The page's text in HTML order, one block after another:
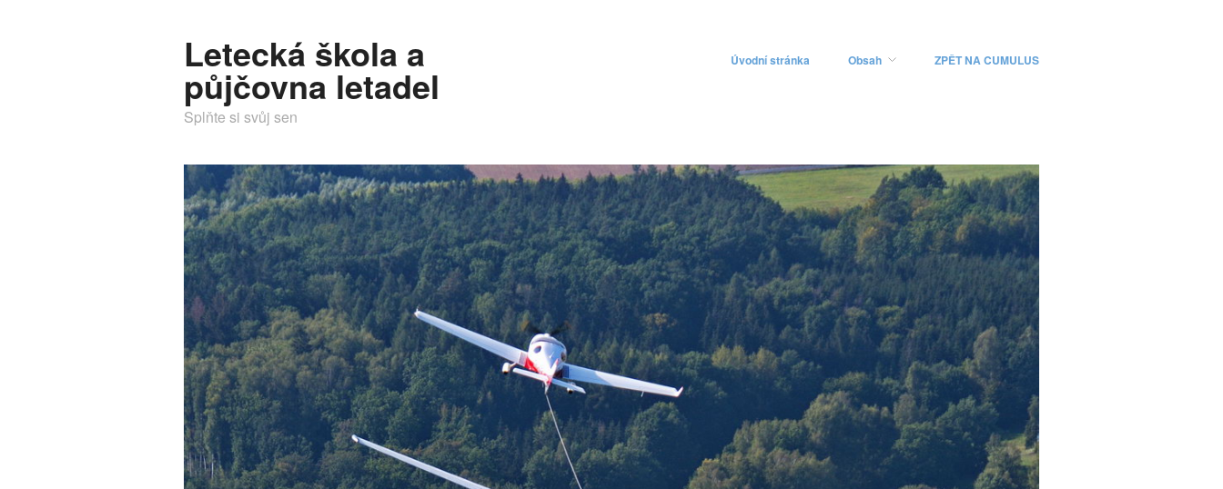
Letecká škola a
půjčovna letadel
Splňte si svůj sen
Úvodní stránka Obsah ZPĚT NA CUMULUS